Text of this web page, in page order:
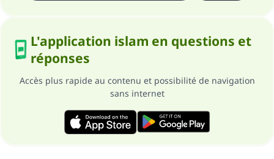
L'application islam en questions et
réponses
Accès plus rapide au contenu et possibilité de navigation
sans internet